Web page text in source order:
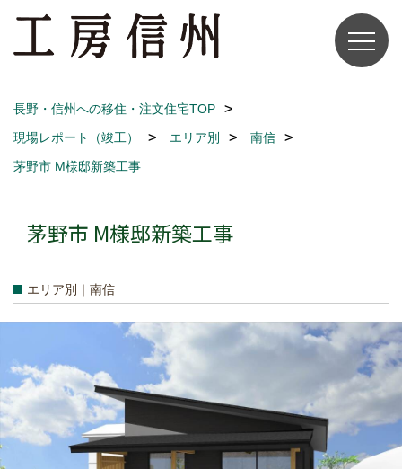
長野・信州への移住・注文住宅TOP
現場レポート（竣工）
エリア別
南信
茅野市 M様邸新築工事
茅野市 M様邸新築工事
エリア別｜南信